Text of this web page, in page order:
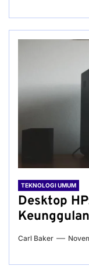
TEKNOLOGI UMUM
Desktop
Carl Baker